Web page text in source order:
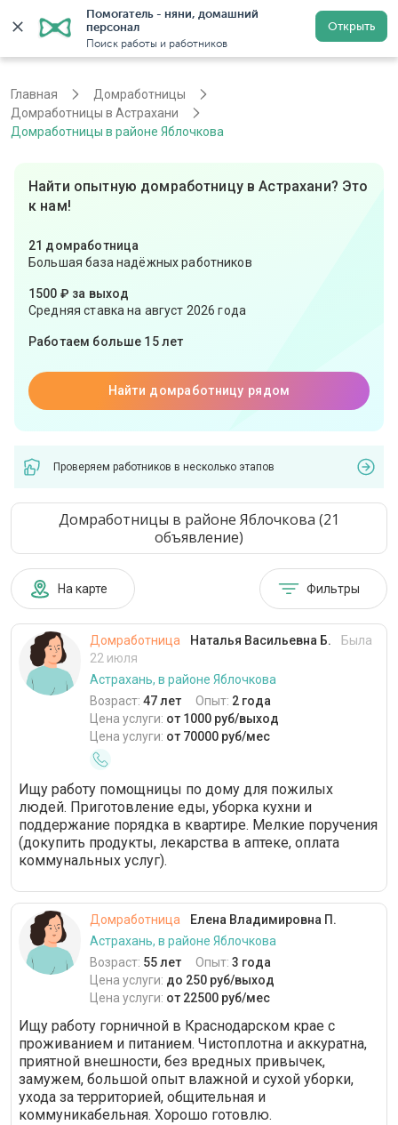
Помогатель - няни, домашний
персонал
Поиск работы и работников
Открыть
Астрахань Регистрация
Главная
Домработницы
Домработницы в Астрахани
Домработницы в районе Яблочкова
Найти опытную домработницу в Астрахани? Это
к нам!
21 домработница
Большая база надёжных работников
1500 ₽ за выход
Средняя ставка на август 2026 года
Работаем больше 15 лет
Найти домработницу рядом
Проверяем работников в несколько этапов
Домработницы в районе Яблочкова (21
объявление)
На карте Фильтры
Домработница Наталья Васильевна Б.
Была
22 июля
Астрахань, в районе Яблочкова
Возраст: 47 лет Опыт: 2 года
Цена услуги: от 1000 руб/выход
Цена услуги: от 70000 руб/мес
Ищу работу помощницы по дому для пожилых
людей. Приготовление еды, уборка кухни и
поддержание порядка в квартире. Мелкие поручения
(докупить продукты, лекарства в аптеке, оплата
коммунальных услуг).
Домработница
Елена Владимировна П.
Астрахань, в районе Яблочкова
Возраст: 55 лет Опыт: 3 года
Цена услуги: до 250 руб/выход
Цена услуги: от 22500 руб/мес
Ищу работу горничной в Краснодарском крае с
проживанием и питанием. Чистоплотна и аккуратна,
приятной внешности, без вредных привычек,
замужем, большой опыт влажной и сухой уборки,
ухода за территорией, общительная и
коммуникабельная. Хорошо готовлю.